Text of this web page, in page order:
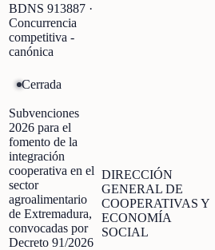
BDNS 913887 ·
Concurrencia
competitiva -
canónica
Cerrada
Subvenciones
2026 para el
fomento de la
integración
cooperativa en el
sector
agroalimentario
de Extremadura,
convocadas por
Decreto 91/2026
DIRECCIÓN
GENERAL DE
COOPERATIVAS Y
ECONOMÍA
SOCIAL